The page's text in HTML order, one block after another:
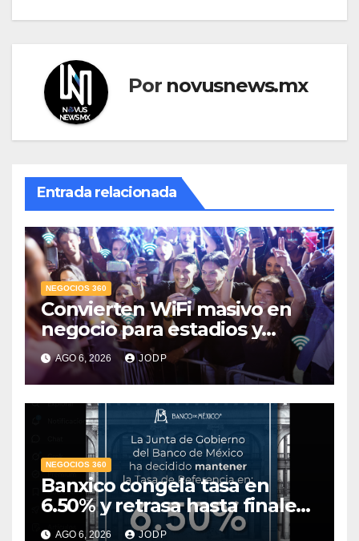
Por novusnews.mx
Entrada relacionada
NEGOCIOS 360
Convierten WiFi masivo en
negocio para estadios y
festivales
AGO 6, 2026 JODP
NEGOCIOS 360
Banxico congela tasa en
6.50% y retrasa hasta finales
de 2027 la meta de inflación
AGO 6, 2026 JODP